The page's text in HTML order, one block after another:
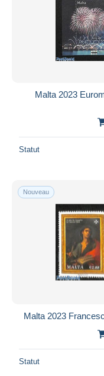
Malta 2023
Statut
Nouveau
Malta 2023
Statut